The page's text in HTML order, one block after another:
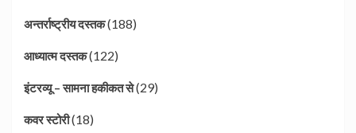
अन्तर्राष्ट्रीय दस्तक(188)
आध्यात्म दस्तक(122)
इंटरव्यू – सामना हकीकत से(29)
कवर स्टोरी(18)